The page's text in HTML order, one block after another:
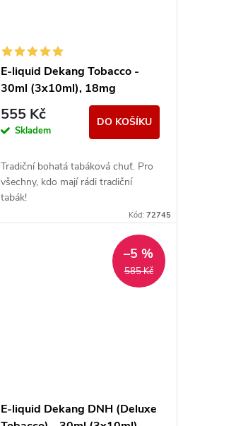
E-liquid Dekang Tobacco -
30ml (3x10ml), 18mg
555 Kč
Skladem
DO KOŠÍKU
Tradiční bohatá tabáková chuť. Pro
všechny, kdo mají rádi tradiční
tabák!
Kód: 72745
585 Kč
–5 %
E-liquid Dekang DNH (Deluxe